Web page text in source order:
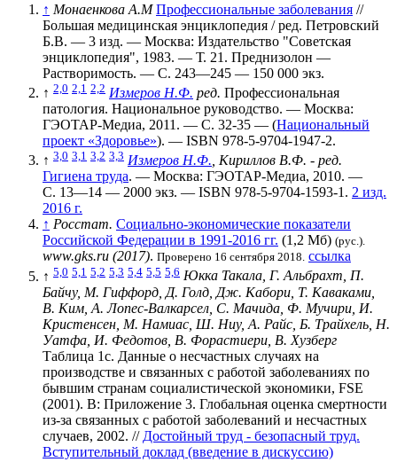
↑ Монаенкова А.М Профессиональные заболевания //
Большая медицинская энциклопедия / ред. Петровский
Б.В. — 3 изд. — Москва: Издательство "Советская
энциклопедия", 1983. — Т. 21. Преднизолон —
Растворимость. — С. 243—245 — 150 000 экз.
↑ 2,0 2,1 2,2 Измеров Н.Ф. ред. Профессиональная
патология. Национальное руководство. — Москва:
ГЭОТАР-Медиа, 2011. — С. 32-35 — (Национальный
проект «Здоровье»). — ISBN 978-5-9704-1947-2.
↑ 3,0 3,1 3,2 3,3 Измеров Н.Ф., Кириллов В.Ф. - ред.
Гигиена труда. — Москва: ГЭОТАР-Медиа, 2010. —
С. 13—14 — 2000 экз. — ISBN 978-5-9704-1593-1. 2 изд.
2016 г.
↑ Росстат. Социально-экономические показатели
Российской Федерации в 1991-2016 гг. (1,2 Мб) (рус.).
www.gks.ru (2017). Проверено 16 сентября 2018. ссылка
↑ 5,0 5,1 5,2 5,3 5,4 5,5 5,6 Юкка Такала, Г. Альбрахт, П.
Байчу, М. Гиффорд, Д. Голд, Дж. Кабори, Т. Каваками,
В. Ким, А. Лопес-Валкарсел, С. Мачида, Ф. Мучири, И.
Кристенсен, М. Намиас, Ш. Ниу, А. Райс, Б. Трайхель, Н.
Уатфа, И. Федотов, В. Форастиери, В. Хузберг
Таблица 1с. Данные о несчастных случаях на
производстве и связанных с работой заболеваниях по
бывшим странам социалистической экономики, FSE
(2001). В: Приложение 3. Глобальная оценка смертности
из-за связанных с работой заболеваний и несчастных
случаев, 2002. // Достойный труд - безопасный труд.
Вступительный доклад (введение в дискуссию)